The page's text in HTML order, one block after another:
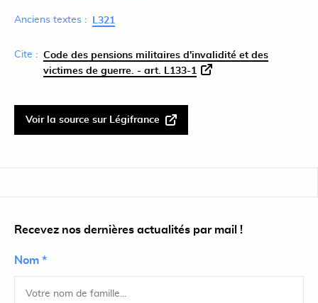
Anciens textes : L321
Cite : Code des pensions militaires d'invalidité et des
victimes de guerre. - art. L133-1
Voir la source sur Légifrance
Recevez nos dernières actualités par mail !
Nom *